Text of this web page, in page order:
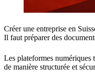
Créer une entreprise en
Il faut préparer des
Les plateformes numériques
de manière structurée et